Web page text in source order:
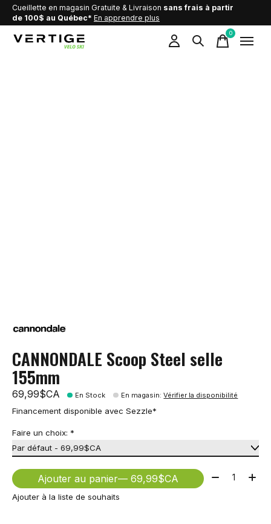
Cueillette en magasin Gratuite & Livraison sans frais à partir
de 100$ au Québec* En apprendre plus
0items
CANNONDALE Scoop Steel selle
155mm
69,99$CA En Stock En magasin:Vérifier la disponibilité
Financement disponible avec Sezzle*
Faire un choix: *
Ajouter au panier — 69,99$CA Quantité:
Ajouter à la liste de souhaits